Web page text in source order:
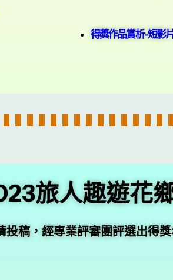
得獎作品賞析-短影片
旅人趣遊花
稿，經專業評審團評選出得獎